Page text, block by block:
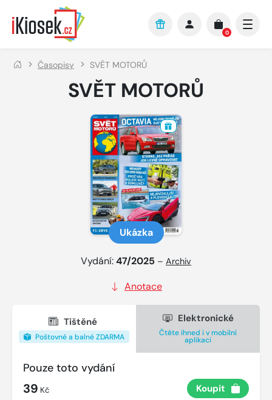
Přejít na hlavní obsah
0
Časopisy SVĚT MOTORŮ
SVĚT MOTORŮ
Ukázka
Vydání:47/2025 – Archiv
Anotace
Tištěné
Poštovné a balné ZDARMA
Elektronické
Čtěte ihned i v mobilní
aplikaci
Pouze toto vydání
39 Kč Koupit